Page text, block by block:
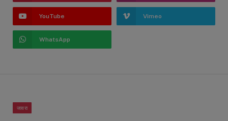
YouTube Vimeo
WhatsApp
जावरा